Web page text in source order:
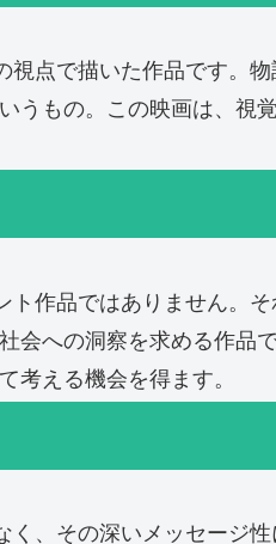
視点で描いた作品です。
うもの。この映画は、視
ト作品ではありません。
会への洞察を求める作品
考える機会を得ます。
く、その深いメッセージ